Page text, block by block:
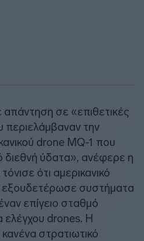
σε «επιθετικές
περιελάμβαναν την
drone MQ-1 που
διεθνή ύδατα», ανέφερε η
ότι αμερικανικό
εξουδετέρωσε συστήματα
επίγειο σταθμό
ελέγχου drones. Η
στρατιωτικό